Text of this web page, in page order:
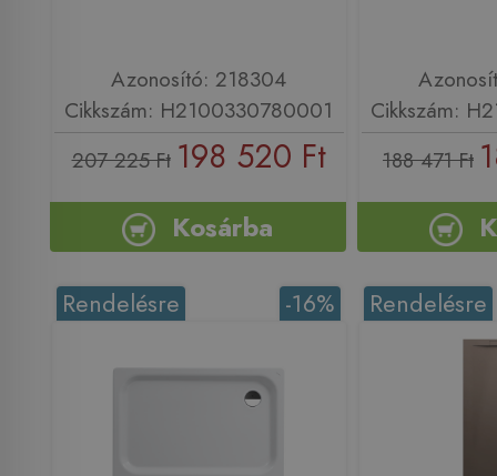
Azonosító: 218304
Cikkszám: H2100330780001
207 225 Ft 198 520 Ft
Kosárba
Cikkszám:
188 471 Ft
-16%
Rendelésre Rendelésre